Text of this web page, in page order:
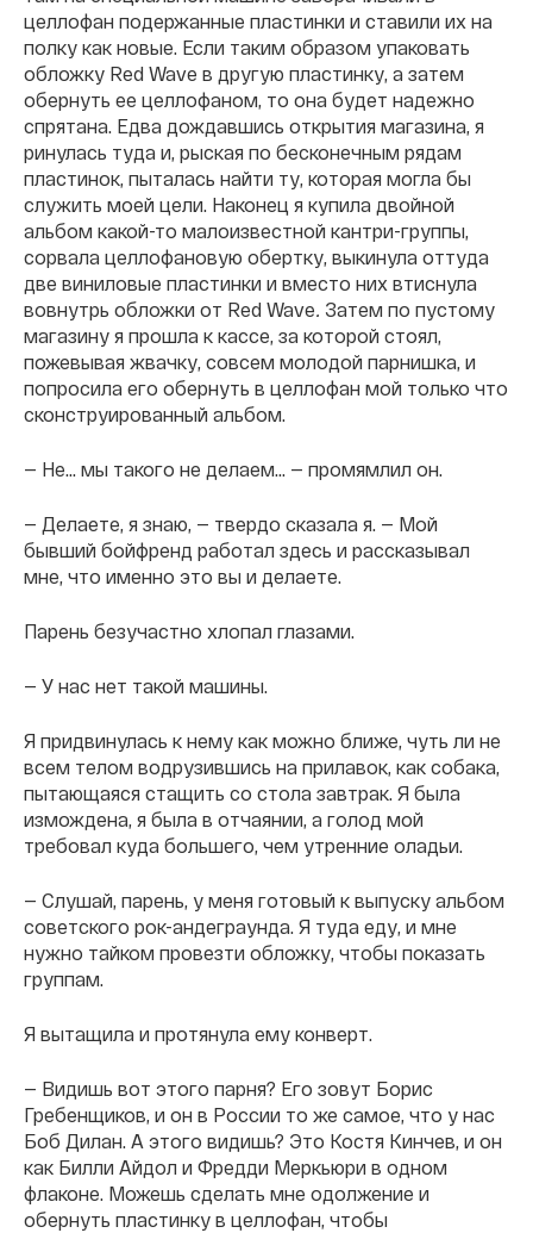
целлофан подержанные пластинки и ставили их на
полку как новые. Если таким образом упаковать
обложку Red Wave в другую пластинку, а затем
обернуть ее целлофаном, то она будет надежно
спрятана. Едва дождавшись открытия магазина, я
ринулась туда и, рыская по бесконечным рядам
пластинок, пыталась найти ту, которая могла бы
служить моей цели. Наконец я купила двойной
альбом какой-то малоизвестной кантри-группы,
сорвала целлофановую обертку, выкинула оттуда
две виниловые пластинки и вместо них втиснула
вовнутрь обложки от Red Wave. Затем по пустому
магазину я прошла к кассе, за которой стоял,
пожевывая жвачку, совсем молодой парнишка, и
попросила его обернуть в целлофан мой только что
сконструированный альбом.
— Не... мы такого не делаем... — промямлил он.
— Делаете, я знаю, — твердо сказала я. — Мой
бывший бойфренд работал здесь и рассказывал
мне, что именно это вы и делаете.
Парень безучастно хлопал глазами.
— У нас нет такой машины.
Я придвинулась к нему как можно ближе, чуть ли не
всем телом водрузившись на прилавок, как собака,
пытающаяся стащить со стола завтрак. Я была
измождена, я была в отчаянии, а голод мой
требовал куда большего, чем утренние оладьи.
— Слушай, парень, у меня готовый к выпуску альбом
советского рок-андеграунда. Я туда еду, и мне
нужно тайком провезти обложку, чтобы показать
группам.
Я вытащила и протянула ему конверт.
— Видишь вот этого парня? Его зовут Борис
Гребенщиков, и он в России то же самое, что у нас
Боб Дилан. А этого видишь? Это Костя Кинчев, и он
как Билли Айдол и Фредди Меркьюри в одном
флаконе. Можешь сделать мне одолжение и
обернуть пластинку в целлофан, чтобы